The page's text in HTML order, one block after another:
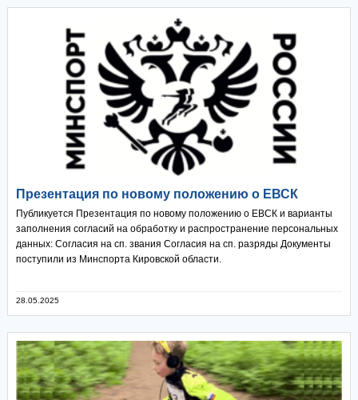
Презентация по новому положению о ЕВСК
Публикуется Презентация по новому положению о ЕВСК и варианты
заполнения согласий на обработку и распространение персональных
данных: Согласия на сп. звания Согласия на сп. разряды Документы
поступили из Минспорта Кировской области.
28.05.2025